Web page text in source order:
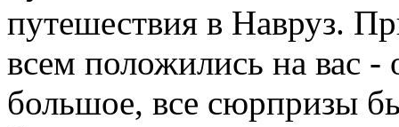
путешествия в Навруз.
всем положились на вас -
большое, все сюрпризы